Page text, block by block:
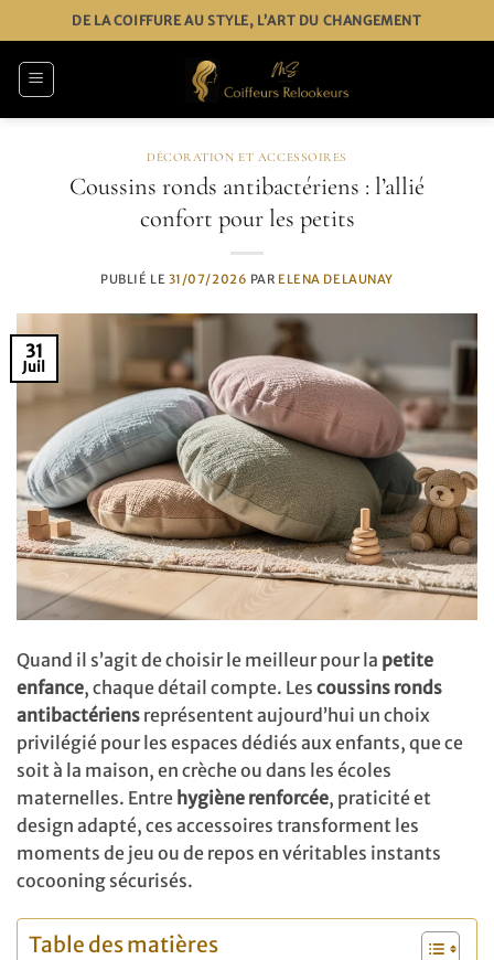
au
contenu
DE LA COIFFURE AU STYLE, L’ART DU CHANGEMENT
DÉCORATION ET ACCESSOIRES
Coussins ronds antibactériens : l’allié
confort pour les petits
PUBLIÉ LE 31/07/2026 PAR ELENA DELAUNAY
31
Juil
Quand il s’agit de choisir le meilleur pour la petite
enfance, chaque détail compte. Les coussins ronds
antibactériens représentent aujourd’hui un choix
privilégié pour les espaces dédiés aux enfants, que ce
soit à la maison, en crèche ou dans les écoles
maternelles. Entre hygiène renforcée, praticité et
design adapté, ces accessoires transforment les
moments de jeu ou de repos en véritables instants
cocooning sécurisés.
Table des matières